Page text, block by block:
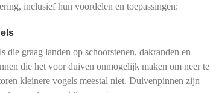
inclusief hun voordelen en toepassingen:
graag landen op schoorstenen, dakranden en
die het voor duiven onmogelijk maken om neer te
kleinere vogels meestal niet. Duivenpinnen zijn